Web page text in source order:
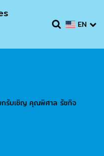
EN
กรับเชิญ คุณพิศาล รัชกิจ